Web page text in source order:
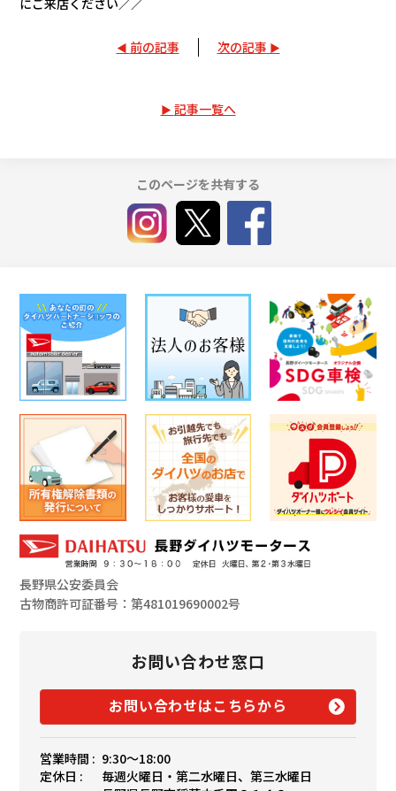
にご来店ください／／
前の記事 次の記事
記事一覧へ
このページを共有する
長野県公安委員会
古物商許可証番号：第481019690002号
お問い合わせ窓口
お問い合わせはこちらから
営業時間 : 9:30〜18:00
定休日 :
毎週火曜日・第二水曜日、第三水曜日